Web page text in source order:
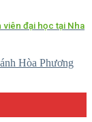
đại học tại Nha
Hòa Phương